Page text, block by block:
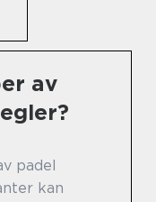
av
padel
kan